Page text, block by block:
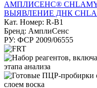
АМПЛИСЕНС®
ВЫЯВЛЕНИЕ ДНК
Кат. Номер: R-B1
Бренд: АмплиСенс
РУ: ФСР 2009/06555